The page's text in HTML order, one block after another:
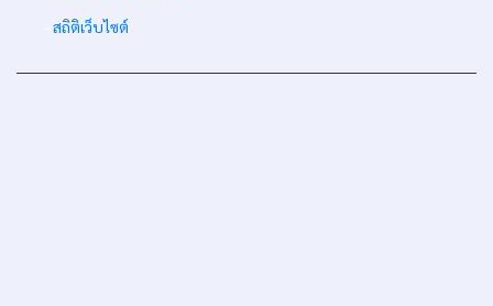
สถิติเว็บไซต์